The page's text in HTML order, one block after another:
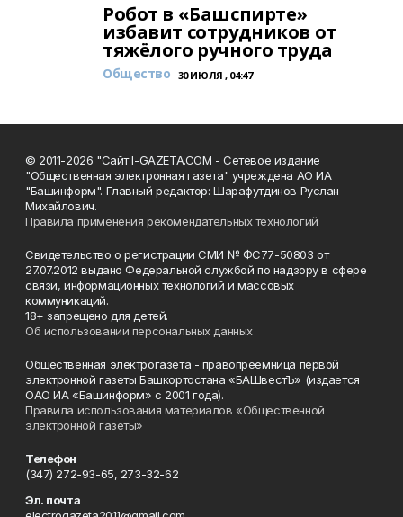
Робот в «Башспирте»
избавит сотрудников от
тяжёлого ручного труда
Общество 30 ИЮЛЯ , 04:47
© 2011-2026 "Сайт I-GAZETA.COM - Сетевое издание
"Общественная электронная газета" учреждена АО ИА
"Башинформ". Главный редактор: Шарафутдинов Руслан
Михайлович.
Правила применения рекомендательных технологий
Свидетельство о регистрации СМИ № ФС77-50803 от
27.07.2012 выдано Федеральной службой по надзору в сфере
связи, информационных технологий и массовых
коммуникаций.
18+ запрещено для детей.
Об использовании персональных данных
Общественная электрогазета - правопреемница первой
электронной газеты Башкортостана «БАШвестЪ» (издается
ОАО ИА «Башинформ» с 2001 года).
Правила использования материалов «Общественной
электронной газеты»
Телефон
(347) 272-93-65, 273-32-62
Эл. почта